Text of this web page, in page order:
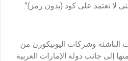
لا تعتمد على كود (بدون رمز)".
الناشئة وشركات اليونيكورن من
إلى جانب دولة الإمارات العربية